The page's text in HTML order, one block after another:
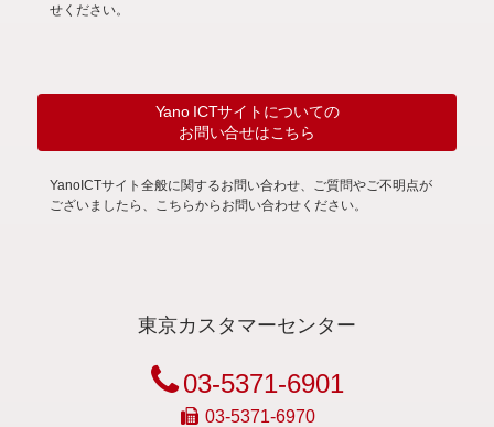
せください。
Yano ICTサイトについての
お問い合せはこちら
YanoICTサイト全般に関するお問い合わせ、ご質問やご不明点が
ございましたら、こちらからお問い合わせください。
東京カスタマーセンター
03-5371-6901
03-5371-6970